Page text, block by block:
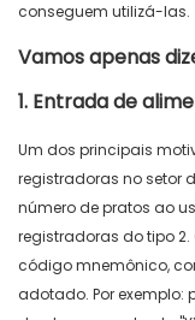
conseguem utilizá-las.
Vamos apenas
1. Entrada de
Um dos principais
registradoras no setor
número de pratos ao
registradoras do tipo
código mnemônico,
adotado. Por exemplo: